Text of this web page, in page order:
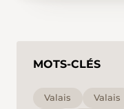
MOTS-CLÉS
Valais Valais